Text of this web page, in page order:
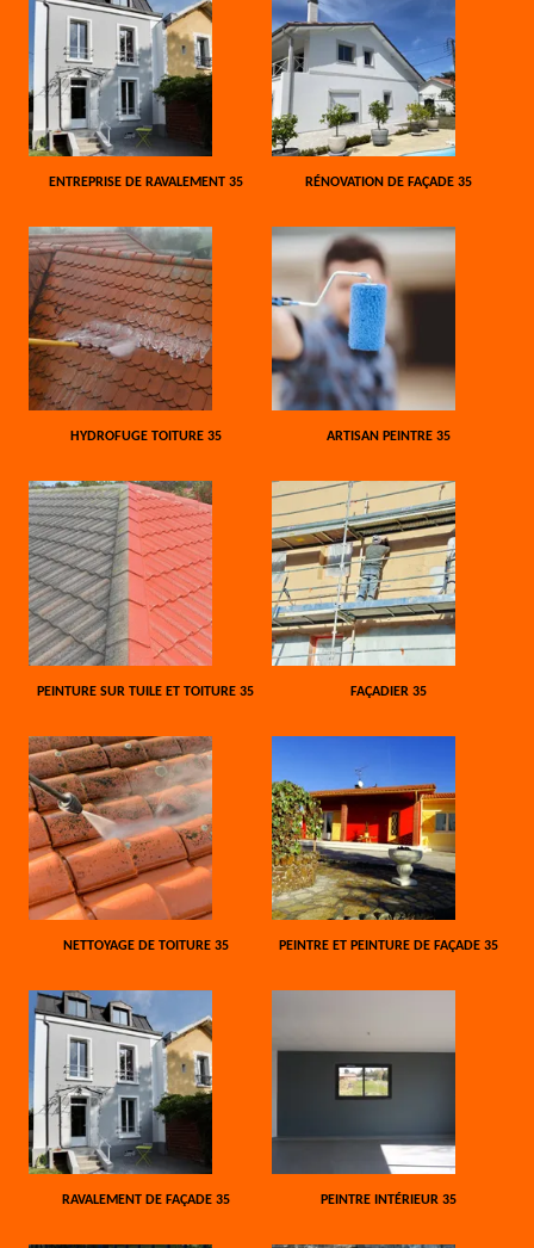
ENTREPRISE DE RAVALEMENT 35 RÉNOVATION DE FAÇADE 35
HYDROFUGE TOITURE 35 ARTISAN PEINTRE 35
PEINTURE SUR TUILE ET TOITURE 35 FAÇADIER 35
NETTOYAGE DE TOITURE 35 PEINTRE ET PEINTURE DE FAÇADE 35
RAVALEMENT DE FAÇADE 35 PEINTRE INTÉRIEUR 35